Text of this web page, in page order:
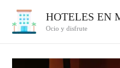
HOTELES EN
Ocio y disfrute